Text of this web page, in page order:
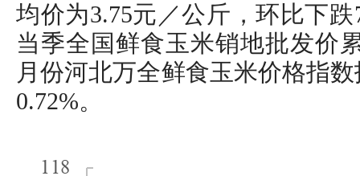
均价为3.75元／公斤，环比下
当季全国鲜食玉米销地批发价
月份河北万全鲜食玉米价格指
0.72%。